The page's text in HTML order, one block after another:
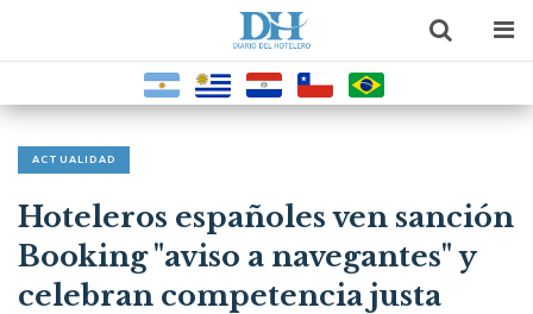
ACTUALIDAD
Hoteleros españoles ven sanción
Booking "aviso a navegantes" y
celebran competencia justa